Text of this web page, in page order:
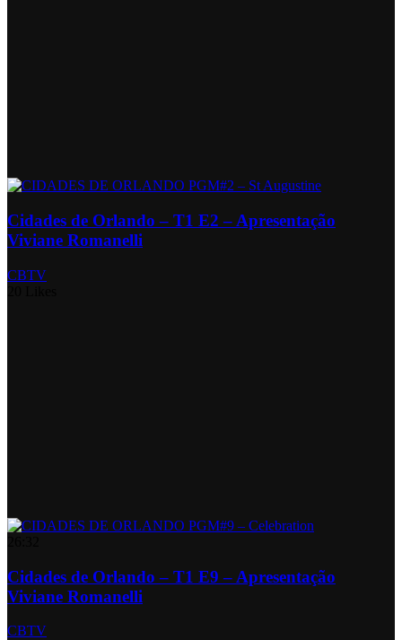
Cidades de Orlando – T1 E2 – Apresentação
Viviane Romanelli
CBTV
Cidades de Orlando – T1 E9 – Apresentação
Viviane Romanelli
CBTV